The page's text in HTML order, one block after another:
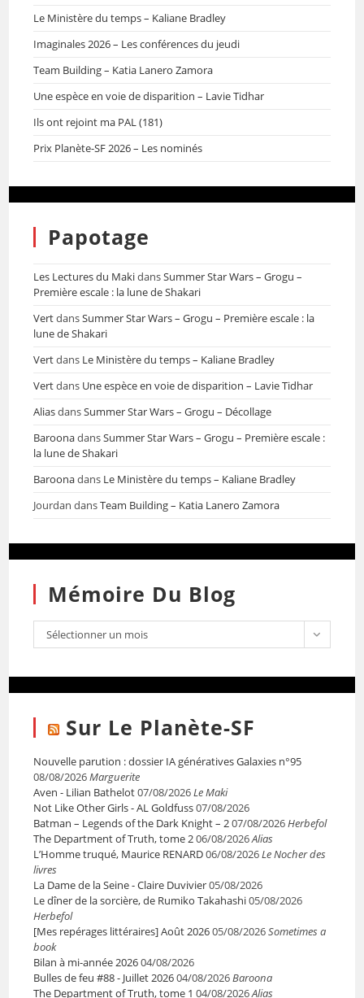
Le Ministère du temps – Kaliane Bradley
Imaginales 2026 – Les conférences du jeudi
Team Building – Katia Lanero Zamora
Une espèce en voie de disparition – Lavie Tidhar
Ils ont rejoint ma PAL (181)
Prix Planète-SF 2026 – Les nominés
Papotage
Les Lectures du MakidansSummer Star Wars – Grogu –
Première escale : la lune de Shakari
VertdansSummer Star Wars – Grogu – Première escale : la
lune de Shakari
Vertdans Le Ministère du temps – Kaliane Bradley
Vertdans Une espèce en voie de disparition – Lavie Tidhar
AliasdansSummer Star Wars – Grogu – Décollage
BaroonadansSummer Star Wars – Grogu – Première escale :
la lune de Shakari
Baroonadans Le Ministère du temps – Kaliane Bradley
Jourdan dansTeam Building – Katia Lanero Zamora
Mémoire Du Blog
Sélectionner un mois
Sur Le Planète-SF
Nouvelle parution : dossier IA génératives Galaxies n°95
08/08/2026Marguerite
Aven - Lilian Bathelot07/08/2026Le Maki
Not Like Other Girls - AL Goldfuss07/08/2026
Batman – Legends of the Dark Knight – 207/08/2026Herbefol
The Department of Truth, tome 206/08/2026Alias
L’Homme truqué, Maurice RENARD06/08/2026Le Nocher des
livres
La Dame de la Seine - Claire Duvivier05/08/2026
Le dîner de la sorcière, de Rumiko Takahashi05/08/2026
Herbefol
[Mes repérages littéraires] Août 202605/08/2026Sometimes a
book
Bilan à mi-année 202604/08/2026
Bulles de feu #88 - Juillet 202604/08/2026Baroona
The Department of Truth, tome 1 04/08/2026Alias